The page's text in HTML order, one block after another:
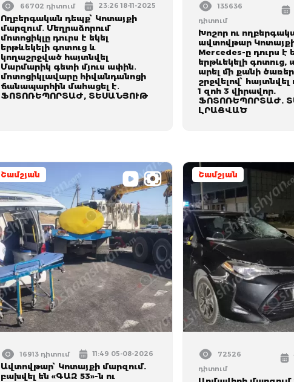
66702 դիտում 23:26 18-11-2025
Ողբերգական դեպք՝ Կոտայքի
մարզում․ Մեղրաձորում
մոտոցիկլը դուրս է եկել
երթևեկելի գոտուց և
կողաշրջված հայտնվել
Մարմարիկ գետի մյուս ափին․
մոտոցիկլավարը հիվանդանոցի
ճանապարհին մահացել է․
ՖՈՏՈՌԵՊՈՐՏԱԺ, ՏԵՍԱՆՅՈՒԹ
135636
դիտում
Խոշոր ու
ավտովթար
Mercedes-ը դուրս է
երթևեկելի
արել մի քանի
շրջվելով՝
1 զոհ 3 վիրավոր.
ՖՈՏՈՌԵՊՈՐՏԱԺ.
ԼՐԱՑՎԱԾ
Շամշյան
16913 դիտում 11:49 05-08-2026
Ավտովթար՝ Կոտայքի մարզում.
բախվել են «ԳԱԶ 53»-ն ու
Շամշյան
72526
դիտում